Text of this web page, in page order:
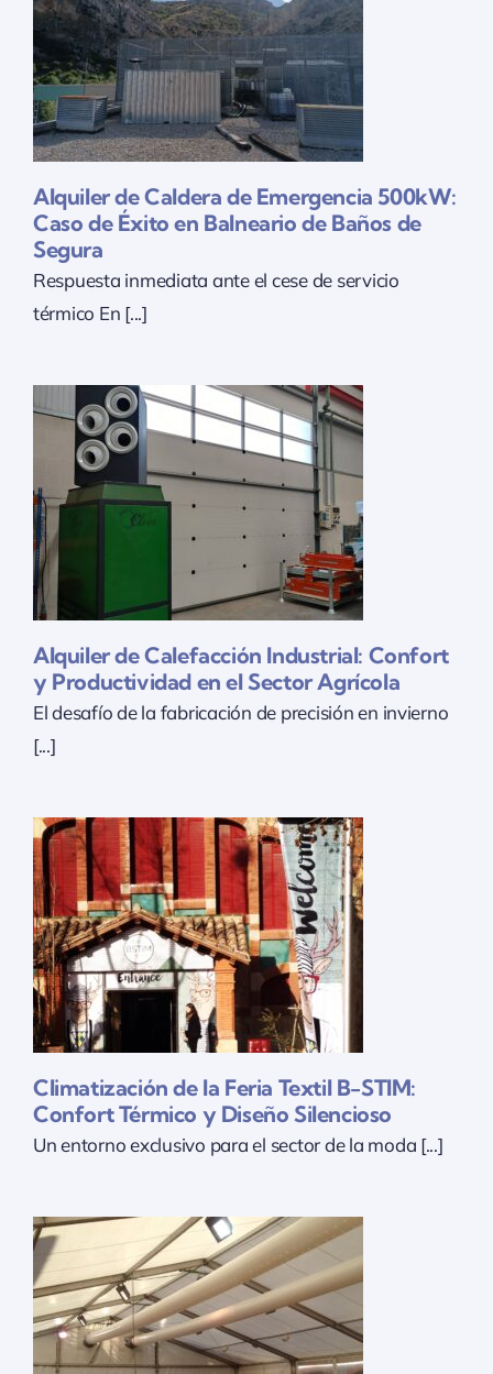
Alquiler de Caldera de Emergencia 500kW:
Caso de Éxito en Balneario de Baños de
Segura
Respuesta inmediata ante el cese de servicio
térmico En [...]
Alquiler de Calefacción Industrial: Confort
y Productividad en el Sector Agrícola
El desafío de la fabricación de precisión en invierno
[...]
Climatización de la Feria Textil B-STIM:
Confort Térmico y Diseño Silencioso
Un entorno exclusivo para el sector de la moda [...]